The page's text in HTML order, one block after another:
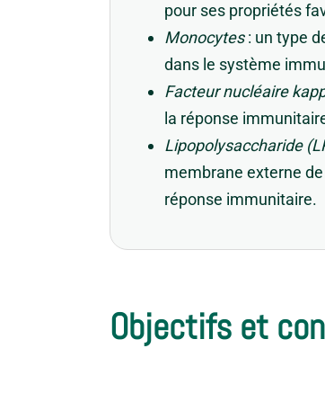
pour ses propriétés
Monocytes: un type
dans le système
Facteur nucléaire
la réponse
Lipopolysaccharide
membrane externe
réponse immunitaire.
Objectifs et